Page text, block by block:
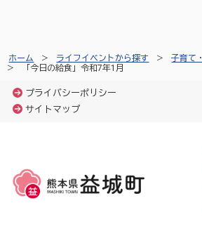
ホーム ライフイベントから探す
子育て
「今日の給食」令和7年1月
プライバシーポリシー
サイトマップ